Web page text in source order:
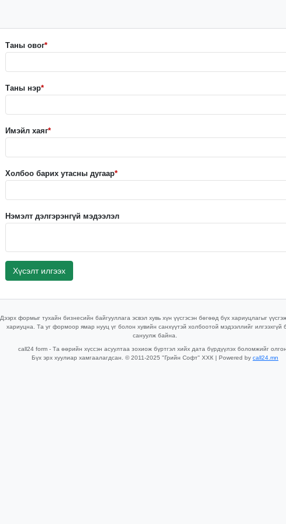
Таны овог*
Таны нэр*
Имэйл хаяг*
Холбоо барих утасны дугаар*
Нэмэлт дэлгэрэнгүй мэдээлэл
Хүсэлт илгээх
Дээрх формыг тухайн бизнесийн байгууллага эсвэл хувь хүн үүсгэсэн бөгөөд бүх хариуцлагыг
хариуцна. Та уг формоор ямар нууц үг болон хувийн санхүүтэй холбоотой мэдээллийг илгээхгүй
сануулж байна.
call24 form - Та өөрийн хүссэн асуултаа зохиож бүртгэл хийх дата бүрдүүлэх боломжийг
Бүх эрх хуулиар хамгаалагдсан. © 2011-2025 "Грийн Софт" ХХК | Powered by call24.mn